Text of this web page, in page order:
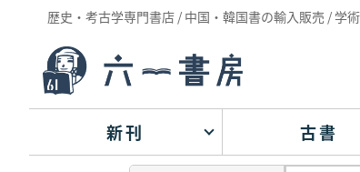
歴史・考古学専門書店 / 中国・韓国書の輸入販売 / 学
新刊 古書